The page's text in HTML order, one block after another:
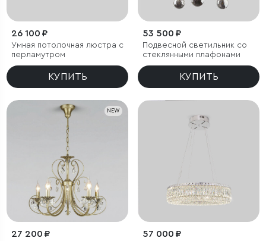
26 100 ₽
Умная потолочная люстра с
перламутром
КУПИТЬ
53 500 ₽
Подвесной светильник со
стеклянными плафонами
КУПИТЬ
NEW
27 200 ₽ 57 000 ₽